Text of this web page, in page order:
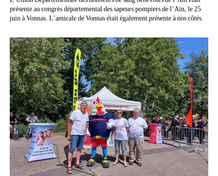
présente au congrès départemental des sapeurs pompiers de l’Ain, le 25
juin à Vonnas. L’amicale de Vonnas était également présente à nos côtés.